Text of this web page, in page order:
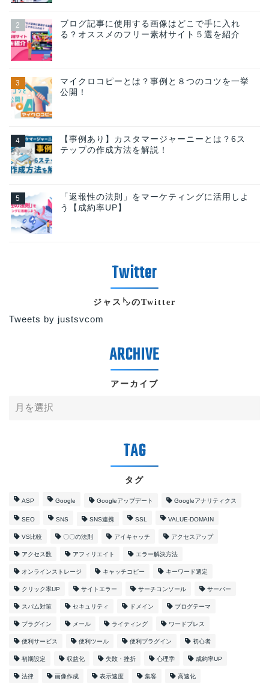
ブログ記事に使用する画像はどこで手に入れ
る？オススメのフリー素材サイト５選を紹介
マイクロコピーとは？事例と８つのコツを一挙
公開！
【事例あり】カスタマージャーニーとは？6ス
テップの作成方法を解説！
「返報性の法則」をマーケティングに活用しよ
う【成約率UP】
ジャス㌧のTwitter
Tweets by justsvcom
アーカイブ
タグ
ASP Google Googleアップデート Googleアナリティクス
SEO SNS SNS連携 SSL VALUE-DOMAIN
VS比較 〇〇の法則 アイキャッチ アクセスアップ
アクセス数 アフィリエイト エラー解決方法
オンラインストレージ キャッチコピー キーワード選定
クリック率UP サイトエラー サーチコンソール サーバー
スパム対策 セキュリティ ドメイン ブログテーマ
プラグイン メール ライティング ワードプレス
便利サービス 便利ツール 便利プラグイン 初心者
初期設定 収益化 失敗・挫折 心理学 成約率UP
法律 画像作成 表示速度 集客 高速化